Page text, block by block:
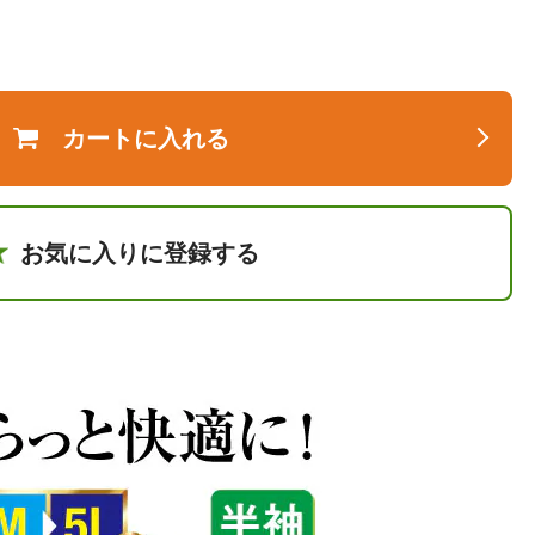
カートに入れる
お気に入りに登録する